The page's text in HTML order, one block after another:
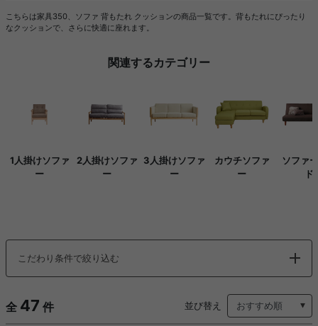
こちらは家具350、ソファ 背もたれ クッションの商品一覧です。背もたれにぴったり
なクッションで、さらに快適に座れます。
関連するカテゴリー
1人掛けソファ
ー
2人掛けソファ
ー
3人掛けソファ
ー
カウチソファ
ー
ソファ
ド
こだわり条件で絞り込む
全 47 件 並び替え